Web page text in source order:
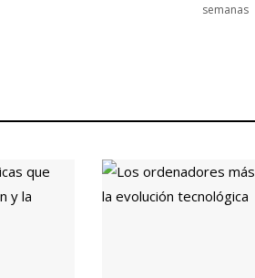
semanas